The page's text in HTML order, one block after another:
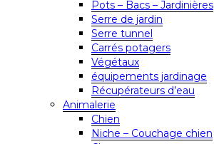
Pots – Bacs – Jardinières
Serre de jardin
Serre tunnel
Carrés potagers
Végétaux
équipements jardinage
Récupérateurs d’eau
Animalerie
Chien
Niche – Couchage chien